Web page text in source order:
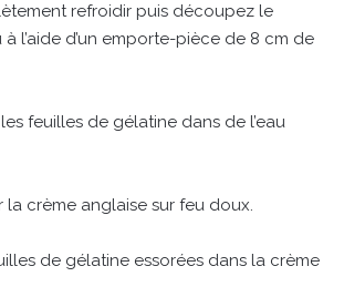
refroidir puis découpez le
l’aide d’un emporte-pièce de 8 cm de
feuilles de gélatine dans de l’eau
la crème anglaise sur feu doux.
de gélatine essorées dans la crème